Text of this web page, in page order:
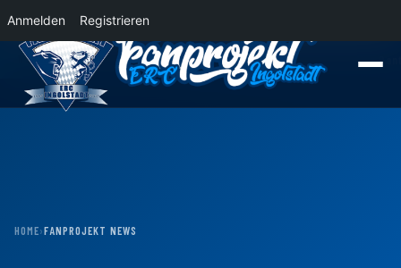
Anmelden Registrieren
News
Der Panther Express 2026/2027 rollt nach Krefeld! Wohin rollt der
HOME›FANPROJEKT NEWS